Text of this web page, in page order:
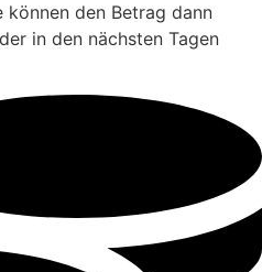
den Betrag dann
in den nächsten Tagen